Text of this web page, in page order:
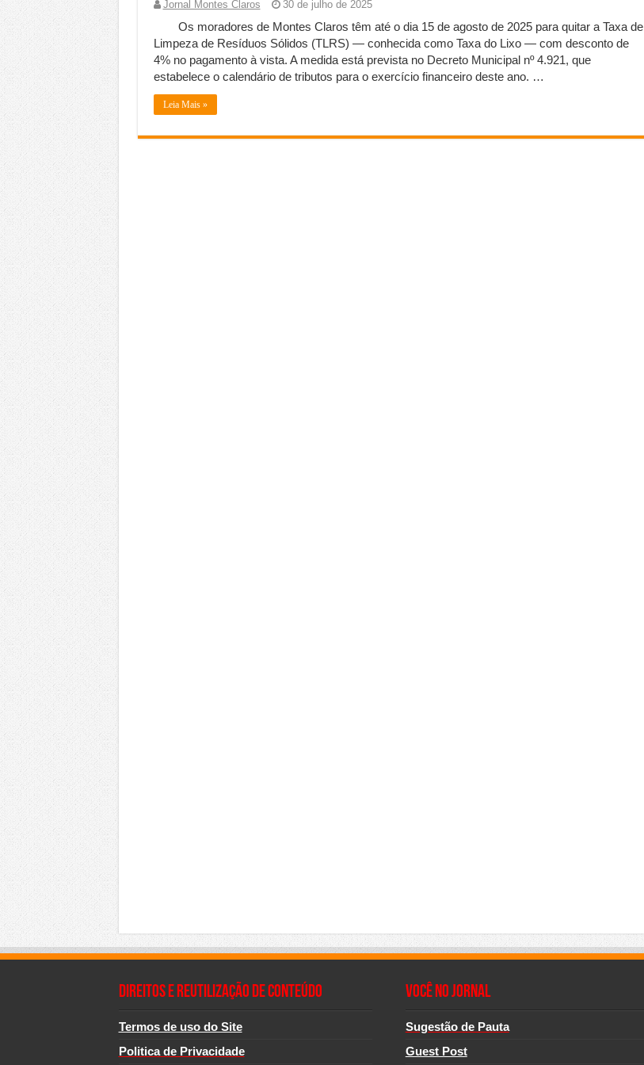
Jornal Montes Claros 30 de julho de 2025
Os moradores de Montes Claros têm até o dia 15 de agosto de 2025 para quitar a Taxa de
Limpeza de Resíduos Sólidos (TLRS) — conhecida como Taxa do Lixo — com desconto de
4% no pagamento à vista. A medida está prevista no Decreto Municipal nº 4.921, que
estabelece o calendário de tributos para o exercício financeiro deste ano. …
Leia Mais »
Direitos e Reutilização de Conteúdo
Termos de uso do Site
Politica de Privacidade
Você no Jornal
Sugestão de Pauta
Guest Post